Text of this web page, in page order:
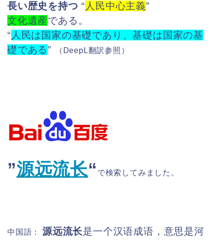
長い歴史を持つ “ 人民中心主義”
文化遺産である。
“ 人民は国家の基礎であり、基礎は国家の基
礎である” （DeepL翻訳参照）
”源远流长“ で検索してみました。
中国語： 源远流长是一个汉语成语，意思是河